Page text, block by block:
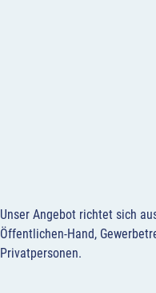
Unser Angebot richtet sich
Öffentlichen-Hand,
Privatpersonen.